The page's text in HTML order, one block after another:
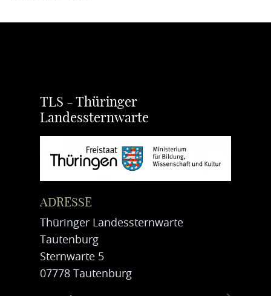
TLS - Thüringer
Landessternwarte
ADRESSE
Thüringer Landessternwarte
Tautenburg
Sternwarte 5
07778 Tautenburg